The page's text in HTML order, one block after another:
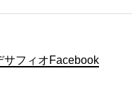
サフィオFacebook